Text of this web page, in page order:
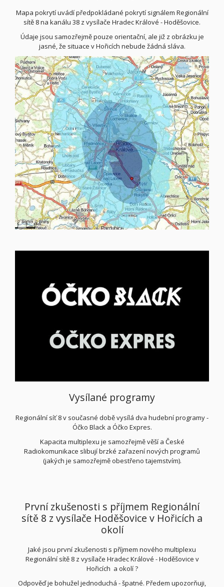
Mapa pokrytí uvádí předpokládané pokrytí signálem Regionální
sítě 8 na kanálu 38 z vysílače Hradec Králové - Hoděšovice.
Údaje jsou samozřejmě pouze orientační, ale již z obrázku je
jasné, že situace v Hořicích nebude žádná sláva.
Vysílané programy
Regionální síť 8 v současné době vysílá dva hudební programy -
Óčko Black a Óčko Expres.
Kapacita multiplexu je samozřejmě věší a České
Radiokomunikace slibují brzké zařazení nových programů
(jakých je samozřejmě obestřeno tajemstvím).
První zkušenosti s příjmem Regionální
sítě 8 z vysílače Hoděšovice v Hořicích a
okolí
Jaké jsou první zkušenosti s příjmem nového multiplexu
Regionální sítě 8 z vysílače Hradec Králové - Hoděšovice v
Hořicích a okolí ?
Odpověď je bohužel jednoduchá - špatné. Předem upozorňuji,